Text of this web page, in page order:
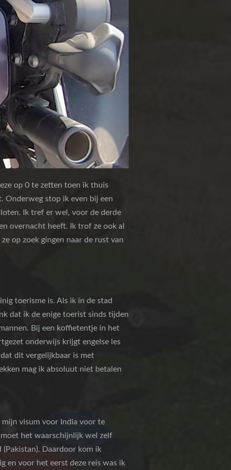
op 0 te zetten toen ik thuis
Onderweg stop ik even bij een
Ik tref er wel, voor de derde
overnacht heeft. Ik trof ze ook al
op zoek gingen naar de rust van
toerisme is. Als ik in de stad
dat ik de enige toerist sinds tijden
Bij een koffietentje in het
onderwijs krijgt engelse les
dit vergelijkbaar is met
mag ik absoluut niet betalen
mijn visum voor India voor te
het waarschijnlijk wel zelf
Daardoor kom ik
en voor het eerst deze reis was ik